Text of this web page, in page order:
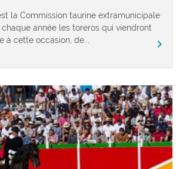
la Commission taurine extramunicipale
année les toreros qui viendront
à cette occasion, de...
chevron_right